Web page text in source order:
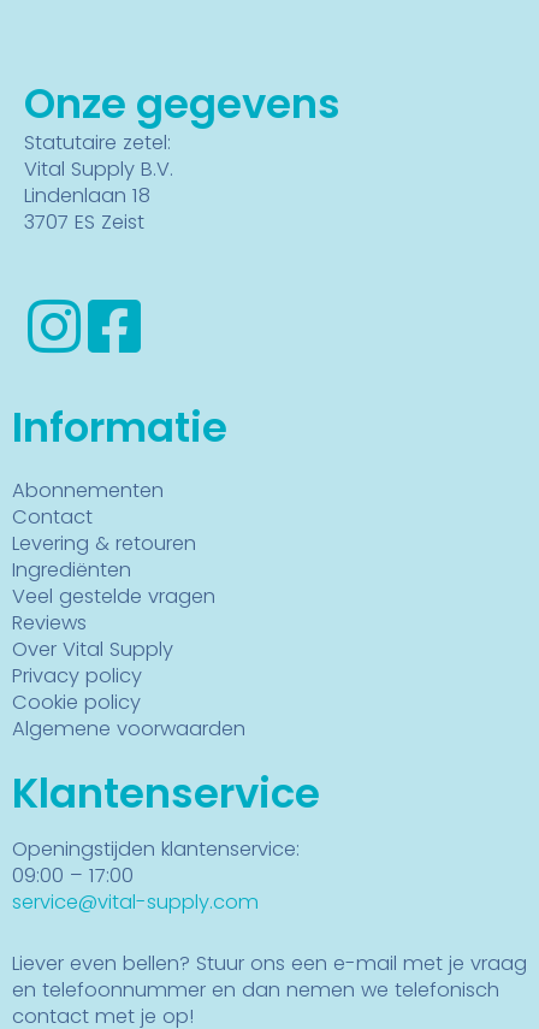
Onze gegevens
Statutaire zetel:
Vital Supply B.V.
Lindenlaan 18
3707 ES Zeist
Informatie
Abonnementen
Contact
Levering & retouren
Ingrediënten
Veel gestelde vragen
Reviews
Over Vital Supply
Privacy policy
Cookie policy
Algemene voorwaarden
Klantenservice
Openingstijden klantenservice:
09:00 – 17:00
service@vital-supply.com
Liever even bellen? Stuur ons een e-mail met je vraag
en telefoonnummer en dan nemen we telefonisch
contact met je op!